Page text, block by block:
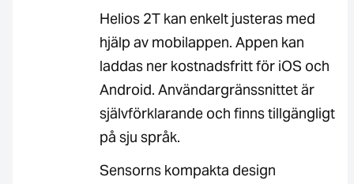
Helios 2T kan enkelt justeras med
hjälp av mobilappen. Appen kan
laddas ner kostnadsfritt för iOS och
Android. Användargränssnittet är
självförklarande och finns tillgängligt
på sju språk.
Sensorns kompakta design